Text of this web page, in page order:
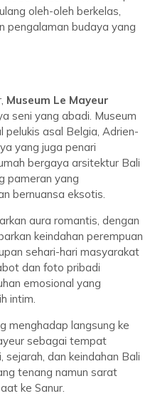
oleh-oleh berkelas,
pengalaman budaya yang
Museum Le Mayeur
seni yang abadi. Museum
pelukis asal Belgia, Adrien-
yang juga penari
bergaya arsitektur Bali
pameran yang
bernuansa eksotis.
aura romantis, dengan
keindahan perempuan
sehari-hari masyarakat
dan foto pribadi
emosional yang
intim.
menghadap langsung ke
sebagai tempat
sejarah, dan keindahan Bali
tenang namun sarat
ke Sanur.